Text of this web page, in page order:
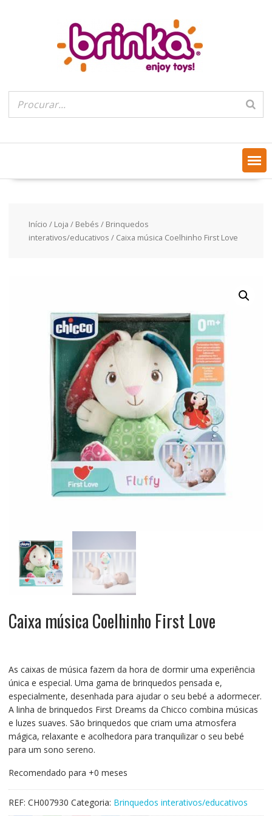
Início / Loja / Bebés / Brinquedos
interativos/educativos / Caixa música Coelhinho First Love
Caixa música Coelhinho First Love
As caixas de música fazem da hora de dormir uma experiência
única e especial. Uma gama de brinquedos pensada e,
especialmente, desenhada para ajudar o seu bebé a adormecer.
A linha de brinquedos First Dreams da Chicco combina músicas
e luzes suaves. São brinquedos que criam uma atmosfera
mágica, relaxante e acolhedora para tranquilizar o seu bebé
para um sono sereno.
Recomendado para +0 meses
REF: CH007930 Categoria: Brinquedos interativos/educativos